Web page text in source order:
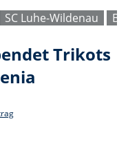
SC Luhe-Wildenau
Trikots